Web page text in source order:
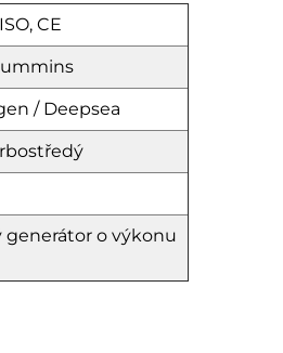
ISO, CE
/ Deepsea
generátor o výkonu